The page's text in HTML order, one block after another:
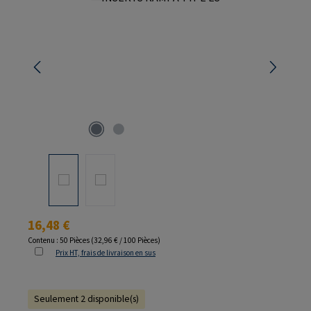
Prix régulier :
16,48 €
Contenu : 50 Pièces (32,96 € / 100 Pièces)
Prix HT, frais de livraison en sus
Seulement 2 disponible(s)